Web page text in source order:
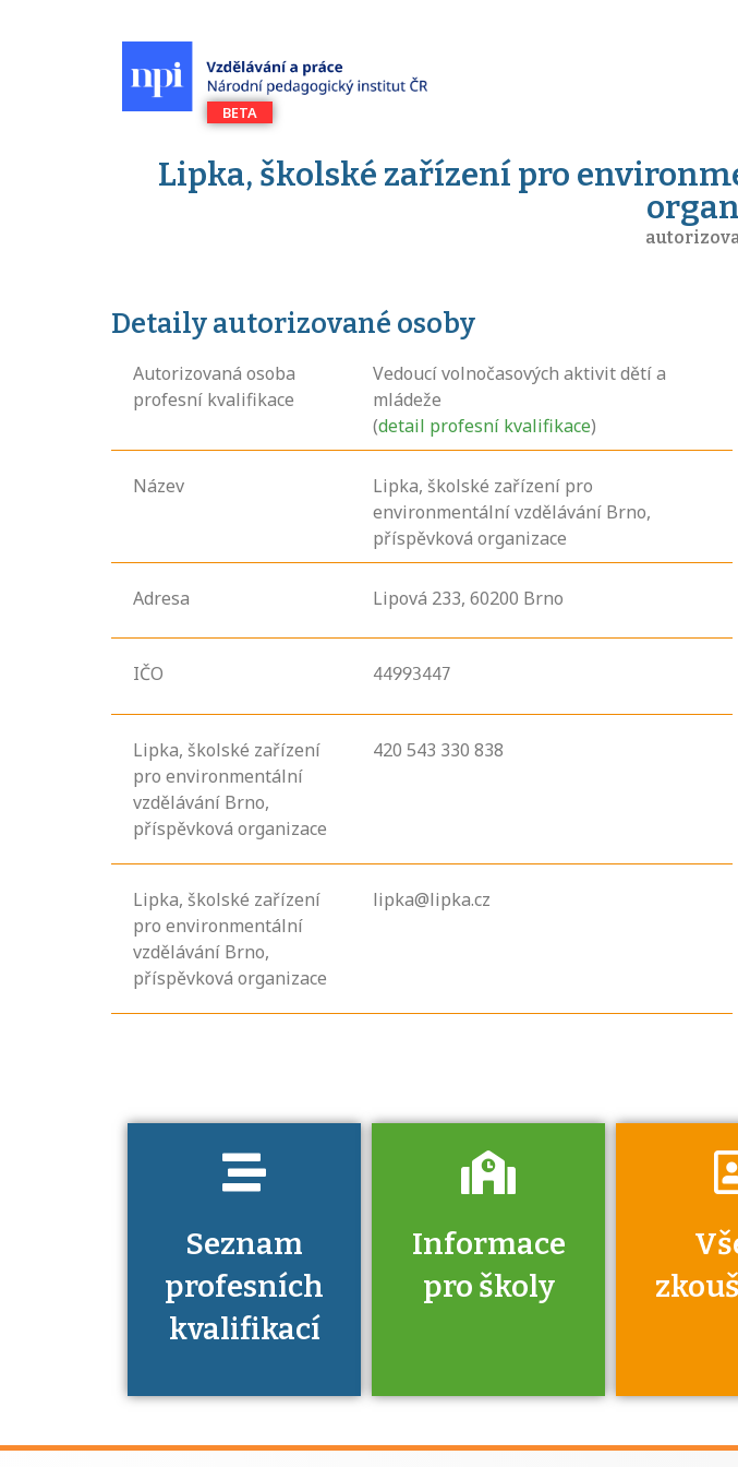
Lipka, školské zařízení pro
Detaily autorizované osoby
Autorizovaná osoba
profesní kvalifikace
Vedoucí volnočasových aktivit dětí a
mládeže
(detail profesní kvalifikace)
Název
Lipka, školské zařízení pro
environmentální vzdělávání Brno,
příspěvková organizace
Adresa Lipová 233, 60200 Brno
IČO 44993447
Lipka, školské zařízení
pro environmentální
vzdělávání Brno,
příspěvková organizace
420 543 330 838
Lipka, školské zařízení
pro environmentální
vzdělávání Brno,
příspěvková organizace
lipka@lipka.cz
Seznam
profesních
kvalifikací
Projděte si
seznam
profesních
kvalifikací. Víte,
Informace
pro školy
Víte, že jako škola